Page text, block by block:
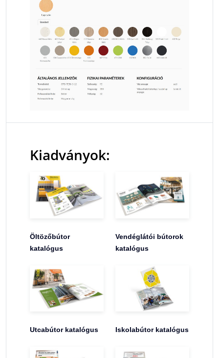
Kiadványok:
Öltözőbútor
katalógus
Vendéglátói bútorok
katalógus
Utcabútor katalógus Iskolabútor katalógus